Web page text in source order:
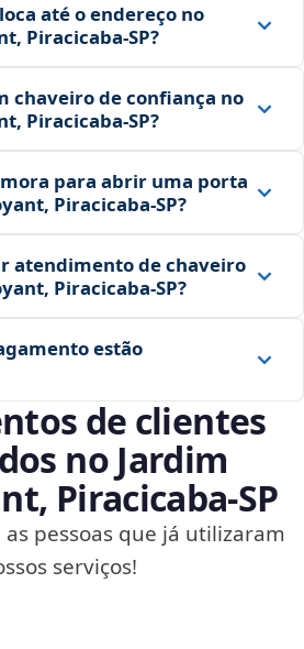
até o endereço no
Piracicaba‑SP?
chaveiro de confiança no
Piracicaba‑SP?
para abrir uma porta
Piracicaba‑SP?
atendimento de chaveiro
Piracicaba‑SP?
estão
de clientes
no Jardim
Piracicaba‑SP
pessoas que já utilizaram
serviços!